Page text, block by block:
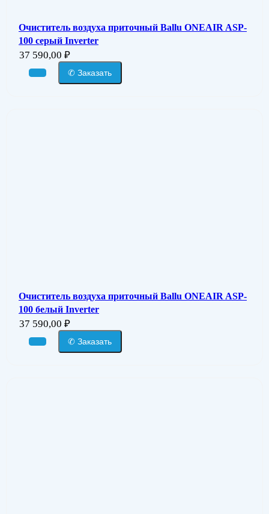
Очиститель воздуха приточный Ballu ONEAIR ASP-
100 серый Inverter
37 590,00 ₽
✆ Заказать
Очиститель воздуха приточный Ballu ONEAIR ASP-
100 белый Inverter
37 590,00 ₽
✆ Заказать